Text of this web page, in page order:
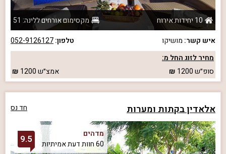
10 יחידות אירוח
מקסימום אורחים ללינה: 51
איש קשר: מושיקו טלפון:052-9126127
מחיר לזוג החל מ:
סופ״ש1200 אמצ״ש1200
אלאדין בקתות ומערות חד נס
מדהים
60 חוות דעת אמיתיות
9.5